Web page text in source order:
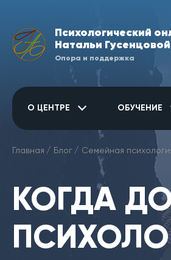
Психологический
Натальи Гусенцовой
Опора и поддержка
О ЦЕНТРЕ ОБУЧЕНИЕ
Главная Блог Семейная
КОГДА